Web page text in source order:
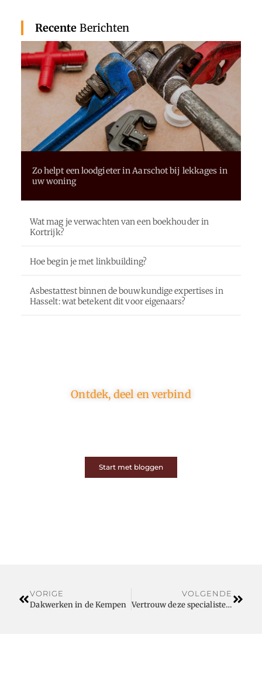
Recente Berichten
Zo helpt een loodgieter in Aarschot bij lekkages in
uw woning
Wat mag je verwachten van een boekhouder in
Kortrijk?
Hoe begin je met linkbuilding?
Asbestattest binnen de bouwkundige expertises in
Hasselt: wat betekent dit voor eigenaars?
Ontdek, deel en verbind
Start met bloggen
VORIGE
Dakwerken in de Kempen
VOLGENDE
Vertrouw deze specialisten om uw luchtdichtheid op deskundige wijze te meten